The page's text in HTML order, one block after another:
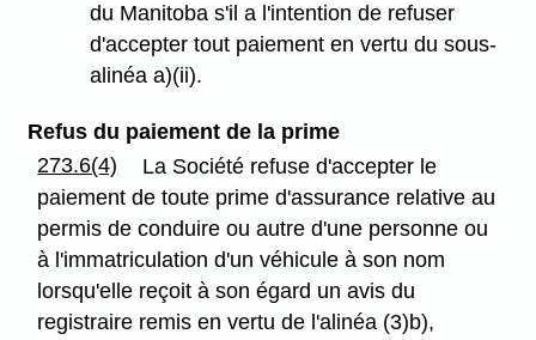
du Manitoba s'il a l'intention de refuser
d'accepter tout paiement en vertu du sous-
alinéa a)(ii).
Refus du paiement de la prime
273.6(4)
La Société refuse d'accepter le
paiement de toute prime d'assurance relative au
permis de conduire ou autre d'une personne ou
à l'immatriculation d'un véhicule à son nom
lorsqu'elle reçoit à son égard un avis du
registraire remis en vertu de l'alinéa (3)b),